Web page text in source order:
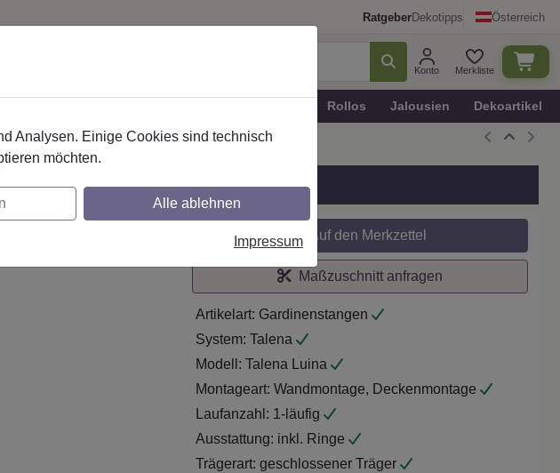
RatgeberDekotipps Österreich
Konto Merkliste
Rollos Jalousien Dekoartikel
cm Weiß
Auf den Merkzettel
Maßzuschnitt anfragen
Artikelart: Gardinenstangen
System: Talena
Modell: Talena Luina
Montageart: Wandmontage, Deckenmontage
Laufanzahl: 1-läufig
Ausstattung: inkl. Ringe
Trägerart: geschlossener Träger
Analysen. Einige Cookies sind technisch
möchten.
Alle ablehnen
Impressum